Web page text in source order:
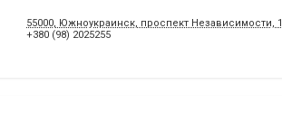
55000, Южноукраинск, проспект Независимости, 1
+380 (98) 2025255